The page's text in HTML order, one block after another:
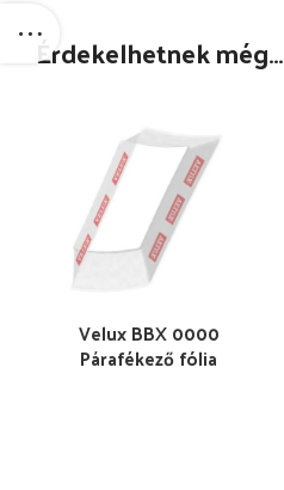
Érdekelhetnek még…
Velux BBX 0000
Párafékező fólia